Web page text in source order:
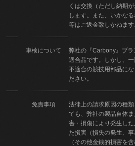
くは交換（ただし納期
します。また、いかな
等はご返金致しかねます
車検について
弊社の『Carbony』ブ
適合品です。しかし、
不適合の競技用部品に
ださい。
免責事項
法律上の請求原因の種
ても、弊社の製品自体
害・損傷により発生し
た損害（損失の発生、
（その他金銭的損害を